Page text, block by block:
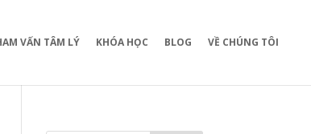
VẤN TÂM LÝ KHÓA HỌC BLOG VỀ CHÚNG TÔI